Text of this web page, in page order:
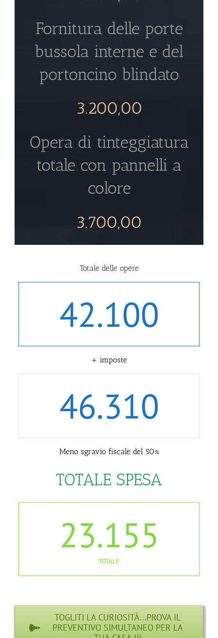
Fornitura delle porte
bussola interne e del
portoncino blindato
3.200,00
Opera di tinteggiatura
totale con pannelli a
colore
3.700,00
Totale delle opere
42.100
+ imposte
46.310
Meno sgravio fiscale del 50%
TOTALE SPESA
23.155
TOTALE
TOGLITI LA CURIOSITÀ…PROVA IL
PREVENTIVO SIMULTANEO PER LA